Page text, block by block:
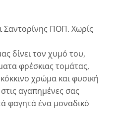
Σαντορίνης ΠΟΠ. Χωρίς
δίνει τον χυμό του,
φρέσκιας τομάτας,
χρώμα και φυσική
αγαπημένες σας
φαγητά ένα μοναδικό